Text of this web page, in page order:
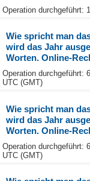
Operation durchgeführt:
Wie spricht man
wird das Jahr
Worten. Online-
Operation durchgeführt:
UTC (GMT)
Wie spricht man
wird das Jahr
Worten. Online-
Operation durchgeführt:
UTC (GMT)